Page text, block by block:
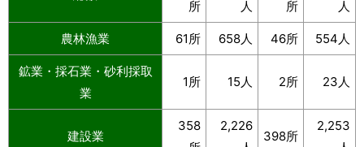
所
人
所
人
農林漁業 61所 658人 46所 554人
鉱業・採石業・砂利採取
業
1所 15人 2所 23人
建設業
358
2,226
398所
2,253